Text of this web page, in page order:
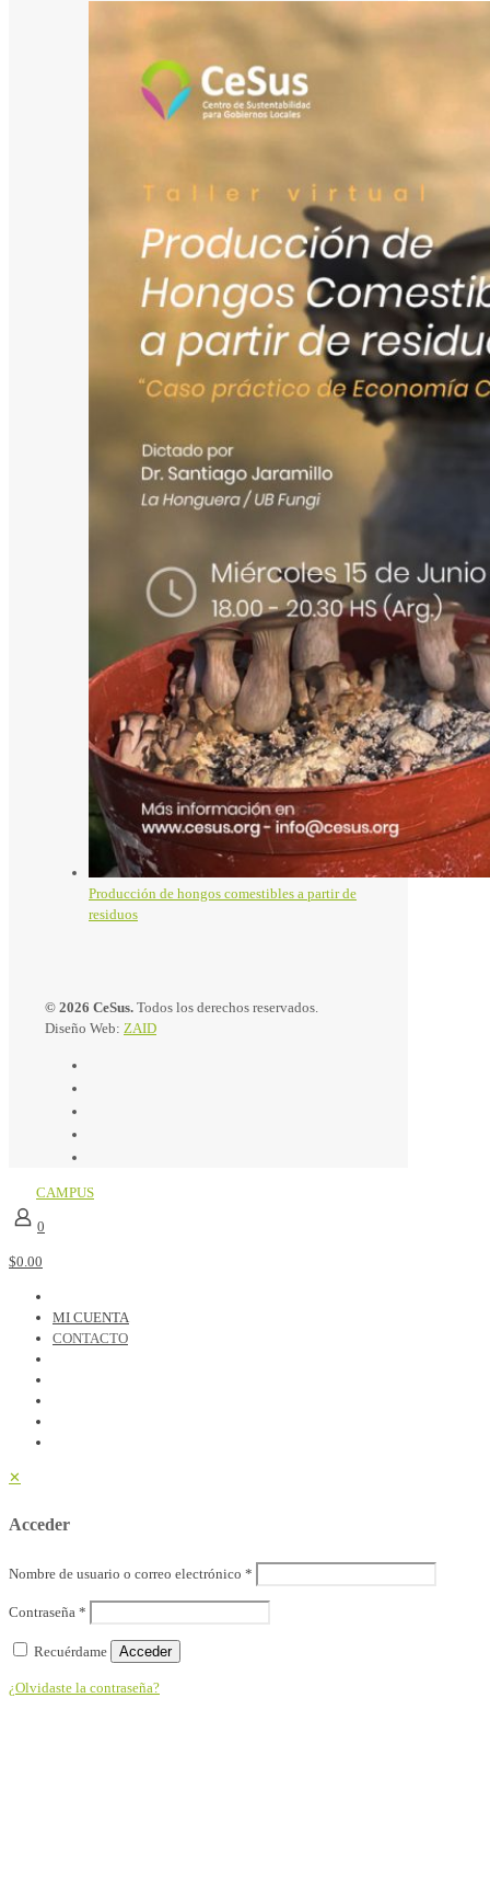
Producción de hongos comestibles a partir de
residuos
© 2026 CeSus. Todos los derechos reservados.
Diseño Web: ZAID
CAMPUS
0
$0.00
MI CUENTA
CONTACTO
✕
Acceder
Nombre de usuario o correo electrónico *
Contraseña *
Recuérdame Acceder
¿Olvidaste la contraseña?